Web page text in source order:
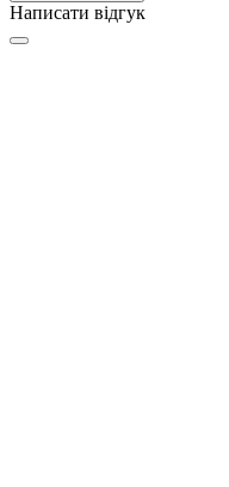
Написати відгук